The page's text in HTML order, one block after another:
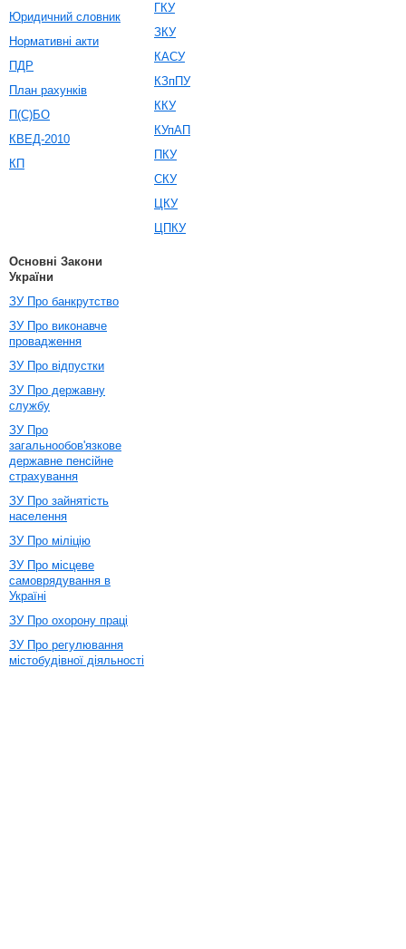
Юридичний словник
Нормативні акти
ПДР
План рахунків
П(С)БО
КВЕД-2010
КП
ГКУ
ЗКУ
КАСУ
КЗпПУ
ККУ
КУпАП
ПКУ
СКУ
ЦКУ
ЦПКУ
Основні Закони
України
ЗУ Про банкрутство
ЗУ Про виконавче
провадження
ЗУ Про відпустки
ЗУ Про державну
службу
ЗУ Про
загальнообов'язкове
державне пенсійне
страхування
ЗУ Про зайнятість
населення
ЗУ Про міліцію
ЗУ Про місцеве
самоврядування в
Україні
ЗУ Про охорону праці
ЗУ Про регулювання
містобудівної діяльності